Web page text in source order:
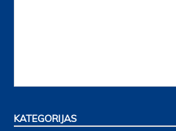
KATEGORIJAS